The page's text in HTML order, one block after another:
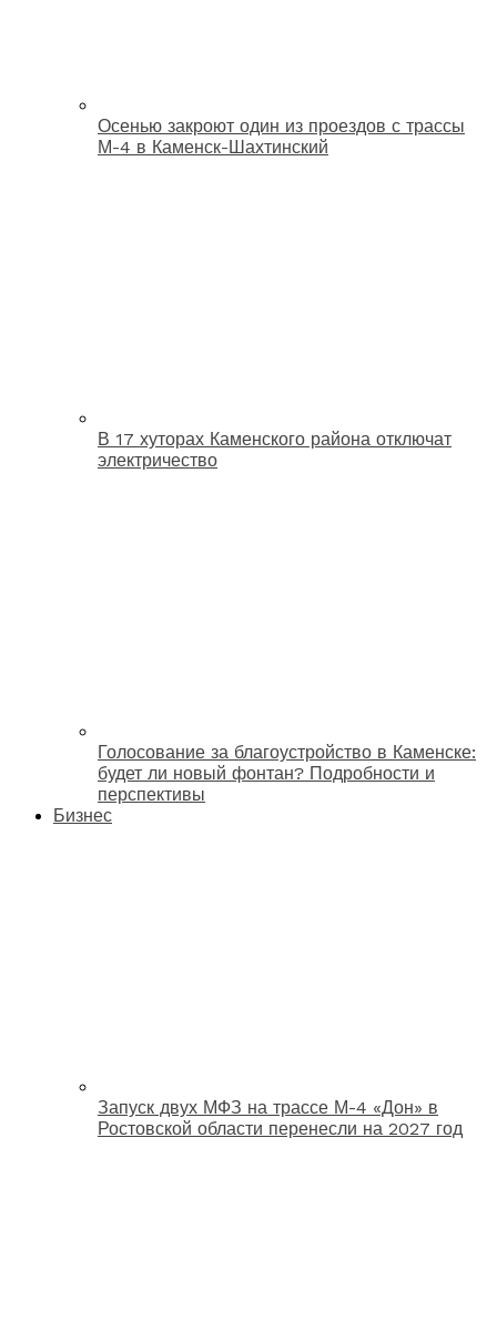
Осенью закроют один из проездов с трассы
М-4 в Каменск-Шахтинский
В 17 хуторах Каменского района отключат
электричество
Голосование за благоустройство в Каменске:
будет ли новый фонтан? Подробности и
перспективы
Бизнес
Запуск двух МФЗ на трассе М-4 «Дон» в
Ростовской области перенесли на 2027 год